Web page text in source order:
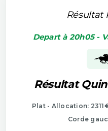
Résultat
Depart à 20h05 -
Résultat
Plat - Allocation:
Corde